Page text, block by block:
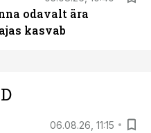
odavalt ära
kasvab
06.08.26, 11:15